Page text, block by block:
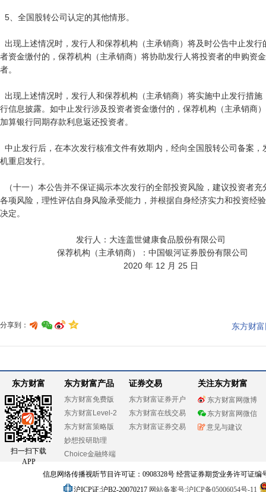
者资金缴付的，保荐机构（主承销商）将协助发行人将投资者的申购资
者。
行信息披露。如中止发行涉及投资者资金缴付的，保荐机构（主承销商
加算银行同期存款利息返还投资者。
机重启发行。
各项风险，理性评估自身风险承受能力，并根据自身经济实力和投资经
决定。
分享到： 东方财
东方财富
扫一扫下载
APP
东方财富产品
东方财富免费版
东方财富Level-2
东方财富策略版
妙想投研助理
Choice金融终端
证券交易
东方财富证券开户
东方财富在线交易
东方财富证券交易
关注东方财富
东方财富网微博
东方财富网微信
意见与建议
信息网络传播视听节目许可证：0908328号 经营证券期货业务许可证编
沪ICP证:沪B2-20070217 网站备案号:沪ICP备05006054号-11